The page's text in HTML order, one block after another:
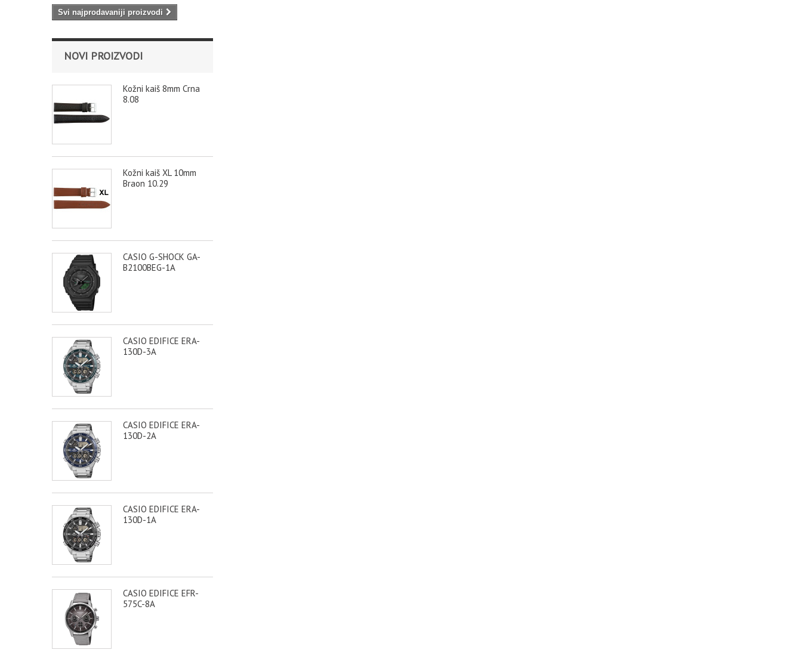
Svi najprodavaniji proizvodi
NOVI PROIZVODI
Kožni kaiš 8mm Crna
8.08
Kožni kaiš XL 10mm
Braon 10.29
CASIO G-SHOCK GA-
B2100BEG-1A
CASIO EDIFICE ERA-
130D-3A
CASIO EDIFICE ERA-
130D-2A
CASIO EDIFICE ERA-
130D-1A
CASIO EDIFICE EFR-
575C-8A